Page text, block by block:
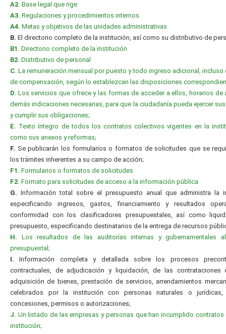
A2. Base legal que rige
A3. Regulaciones y procedimientos internos
A4. Metas y objetivos de las unidades administrativas
B. El directorio completo de la institución, así como su distributivo de
B1. Directorio completo de la institución
B2. Distributivo de personal
C. La remuneración mensual por puesto y todo ingreso adicional, incluso
de compensación, según lo establezcan las disposiciones
D. Los servicios que ofrece y las formas de acceder a ellos, horarios de
demás indicaciones necesarias, para que la ciudadanía pueda ejercer
y cumplir sus obligaciones;
E. Texto íntegro de todos los contratos colectivos vigentes en la
como sus anexos y reformas;
F. Se publicarán los formularios o formatos de solicitudes que se
los trámites inherentes a su campo de acción;
F1. Formularios o formatos de solicitudes
F2. Formato para solicitudes de acceso a la información pública
G. Información total sobre el presupuesto anual que administra la
especificando ingresos, gastos, financiamiento y resultados
conformidad con los clasificadores presupuestales, así como
presupuesto, especificando destinatarios de la entrega de recursos
H. Los resultados de las auditorías internas y gubernamentales
presupuestal;
I. Información completa y detallada sobre los procesos
contractuales, de adjudicación y liquidación, de las contrataciones
adquisición de bienes, prestación de servicios, arrendamientos
celebrados por la institución con personas naturales o jurídicas,
concesiones, permisos o autorizaciones;
J. Un listado de las empresas y personas que han incumplido contratos
institución;